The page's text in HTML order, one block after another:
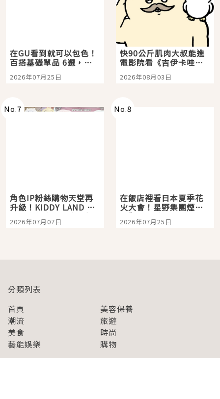
在GU看到就可以包色！
百搭基礎單品 6選，閉
眼全收也不心疼
2026年07月25日
快90公斤肌肉大叔能進
電影院看《吉伊卡哇》
嗎？日本重金屬樂團
「打首」會長與nagano
2026年08月03日
No.7
角色IP粉絲購物天堂再
升級！KIDDY LAND 原
宿店吉伊卡哇迎客，新
開幕 OMOKADO 店3分
2026年07月07日
No.8
在飯店裡看日本夏季花
火大會！星野集團煙火
景觀飯店6選，讓你不用
人擠人悠閒欣賞
2026年07月25日
分類列表
首頁
美容保養
潮流
旅遊
美食
時尚
藝能娛樂
購物